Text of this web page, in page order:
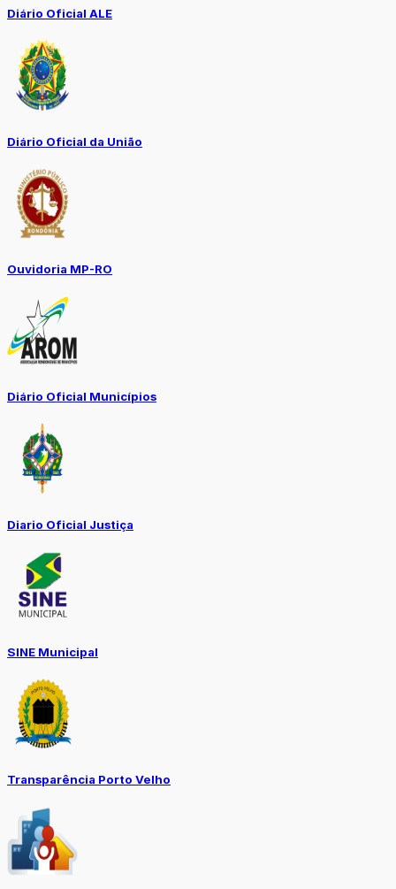
Diário Oficial ALE
Diário Oficial da União
Ouvidoria MP-RO
Diário Oficial Municípios
Diario Oficial Justiça
SINE Municipal
Transparência Porto Velho